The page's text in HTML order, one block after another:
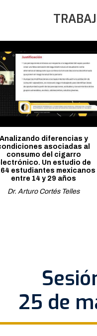
Analizando diferencias y
asociadas al
consumo del cigarro
Un estudio de
estudiantes mexicanos
entre 14 y 29 años
Dr. Arturo Cortés Telles
25 de